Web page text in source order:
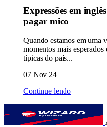
Expressões em
pagar mico
Quando estamos em uma
momentos mais
típicas do país...
07 Nov 24
Continue lendo